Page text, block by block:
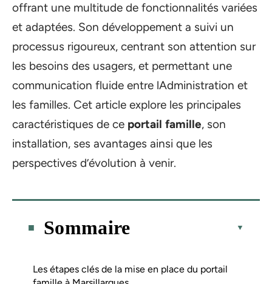
offrant une multitude de fonctionnalités variées
et adaptées. Son développement a suivi un
processus rigoureux, centrant son attention sur
les besoins des usagers, et permettant une
communication fluide entre lAdministration et
les familles. Cet article explore les principales
caractéristiques de ce portail famille, son
installation, ses avantages ainsi que les
perspectives d’évolution à venir.
Sommaire
Les étapes clés de la mise en place du portail